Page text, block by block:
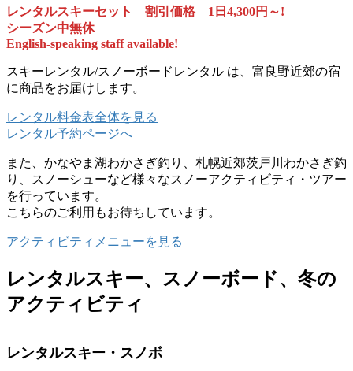
レンタルスキーセット 割引価格 1日4,300円 ～!
シーズン中無休
English-speaking staff available!
スキーレンタル/スノーボードレンタル は、富良野近郊の宿
に商品をお届けします。
レンタル料金表全体を見る
レンタル予約ページへ
また、かなやま湖わかさぎ釣り、札幌近郊茨戸川わかさぎ釣
り、スノーシューなど様々なスノーアクティビティ・ツアー
を行っています。
こちらのご利用もお待ちしています。
アクティビティメニューを見る
レンタルスキー、スノーボード、冬の
アクティビティ
レンタルスキー・スノボ